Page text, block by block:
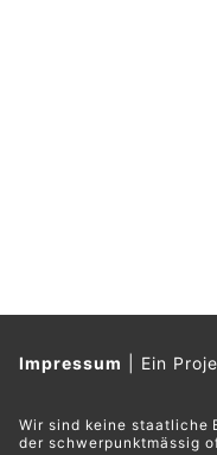
Impressum Ein
Wir sind keine staatliche
der schwerpunktmässig